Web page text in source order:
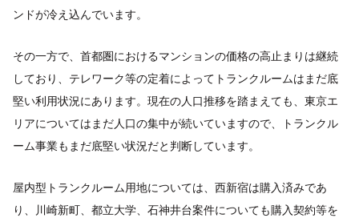
ンドが冷え込んでいます。
その一方で、首都圏におけるマンションの価格の高止まりは継続
しており、テレワーク等の定着によってトランクルームはまだ底
堅い利用状況にあります。現在の人口推移を踏まえても、東京エ
リアについてはまだ人口の集中が続いていますので、トランクル
ーム事業もまだ底堅い状況だと判断しています。
屋内型トランクルーム用地については、西新宿は購入済みであ
り、川崎新町、都立大学、石神井台案件についても購入契約等を